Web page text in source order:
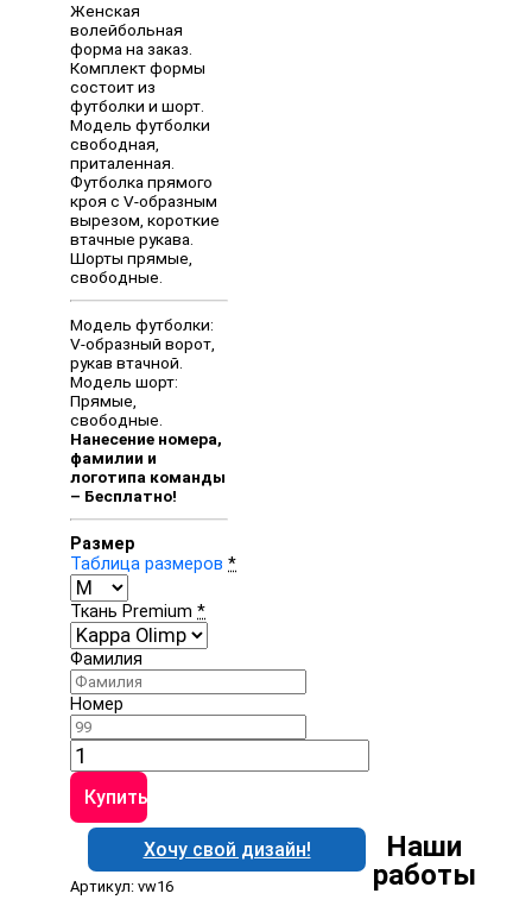
Женская
волейбольная
форма на заказ.
Комплект формы
состоит из
футболки и шорт.
Модель футболки
свободная,
приталенная.
Футболка прямого
кроя с V-образным
вырезом, короткие
втачные рукава.
Шорты прямые,
свободные.
Модель футболки:
V-образный ворот,
рукав втачной.
Модель шорт:
Прямые,
свободные.
Нанесение номера,
фамилии и
логотипа команды
– Бесплатно!
Размер
Таблица размеров *
Ткань Premium *
Фамилия
Номер
Количество
товара
Волейбольная
форма
VW16
Купить
Хочу свой дизайн!
Артикул: vw16
Наши
работы